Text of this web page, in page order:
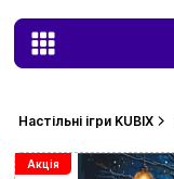
Настільні ігри KUBIX
Акція